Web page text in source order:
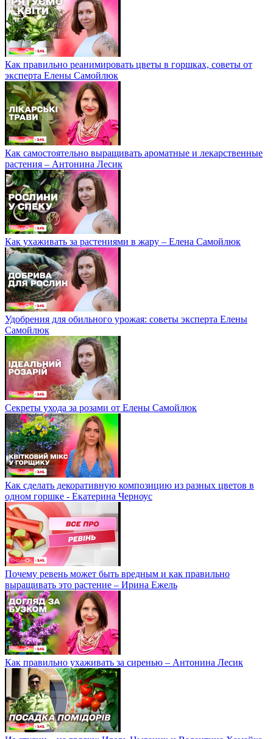
Как правильно реанимировать цветы в горшках, советы от
эксперта Елены Самойлюк
Как самостоятельно выращивать ароматные и лекарственные
растения – Антонина Лесик
Как ухаживать за растениями в жару – Елена Самойлюк
Удобрения для обильного урожая: советы эксперта Елены
Самойлюк
Секреты ухода за розами от Елены Самойлюк
Как сделать декоративную композицию из разных цветов в
одном горшке - Екатерина Черноус
Почему ревень может быть вредным и как правильно
выращивать это растение – Ирина Ежель
Как правильно ухаживать за сиренью – Антонина Лесик